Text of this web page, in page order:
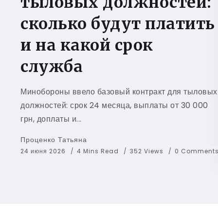
сколько будут платить
и на какой срок
служба
Минобороны ввело базовый контракт для тыловых
должностей: срок 24 месяца, выплаты от 30 000
грн, доплаты и...
Проценко Татьяна
24 июня 2026 4 Mins Read 352 Views 0